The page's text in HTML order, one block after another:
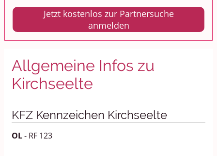
Jetzt kostenlos zur Partnersuche
anmelden
Allgemeine Infos zu
Kirchseelte
KFZ Kennzeichen Kirchseelte
OL- RF 123